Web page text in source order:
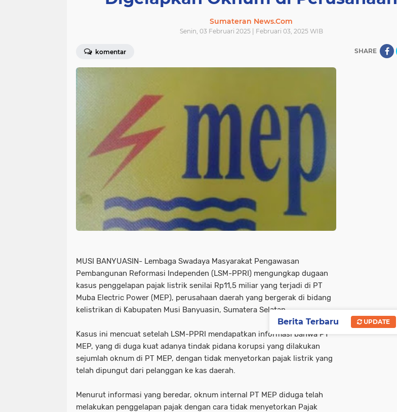
Sumateran News.Com
Senin, 03 Februari 2025 | Februari 03, 2025 WIB
komentar SHARE
MUSI BANYUASIN- Lembaga Swadaya Masyarakat Pengawasan
Pembangunan Reformasi Independen (LSM-PPRI) mengungkap dugaan
kasus penggelapan pajak listrik senilai Rp11,5 miliar yang terjadi di PT
Muba Electric Power (MEP), perusahaan daerah yang bergerak di bidang
kelistrikan di Kabupaten Musi Banyuasin, Sumatera Selatan.
Kasus ini mencuat setelah LSM-PPRI mendapatkan informasi bahwa PT
MEP, yang di duga kuat adanya tindak pidana korupsi yang dilakukan
sejumlah oknum di PT MEP, dengan tidak menyetorkan pajak listrik yang
telah dipungut dari pelanggan ke kas daerah.
Menurut informasi yang beredar, oknum internal PT MEP diduga telah
melakukan penggelapan pajak dengan cara tidak menyetorkan Pajak
Berita Terbaru UPDATE